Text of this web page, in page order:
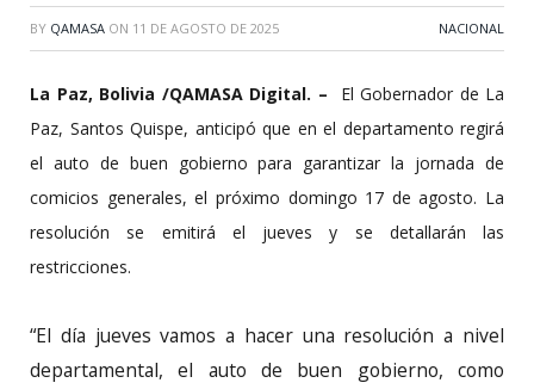
BY QAMASA ON 11 DE AGOSTO DE 2025 NACIONAL
La Paz, Bolivia /QAMASA Digital. –
El Gobernador de La
Paz, Santos Quispe, anticipó que en el departamento regirá
el auto de buen gobierno para garantizar la jornada de
comicios generales, el próximo domingo 17 de agosto. La
resolución se emitirá el jueves y se detallarán las
restricciones.
“El día jueves vamos a hacer una resolución a nivel
departamental, el auto de buen gobierno, como